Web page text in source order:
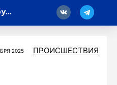
В Петербурге возбуждено уголовное дело в отношении молодых людей, подозреваемых в краже
2025
ПРОИСШЕСТВИЯ